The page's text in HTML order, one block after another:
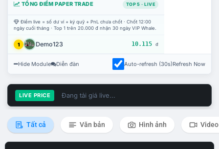
TỔNG ĐIỂM PAPER TRADE TOP 5 · LIVE
Điểm live = số dư ví + ký quỹ + PnL chưa chốt · Chốt 12:00
ngày cuối tháng · Top 1 trên 20.000 đ nhận 30 ngày VIP Whale.
1 Demo123 10.115 đ
Hide Module Diễn đàn Auto-refresh (30s)Refresh Now
LIVE PRICE Đang tải giá live...
Tất cả Văn bản Hình ảnh Video